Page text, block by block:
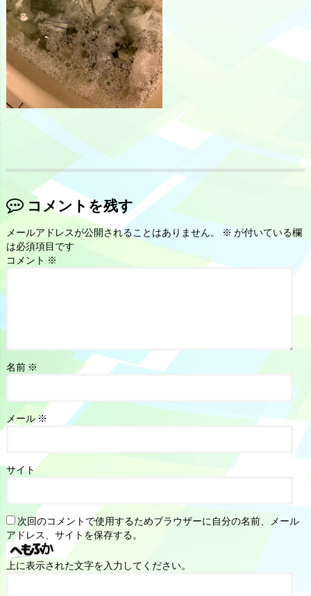
コメントを残す
メールアドレスが公開されることはありません。 ※ が付いている欄
は必須項目です
コメント ※
名前 ※
メール※
サイト
次回のコメントで使用するためブラウザーに自分の名前、メール
アドレス、サイトを保存する。
上に表示された文字を入力してください。